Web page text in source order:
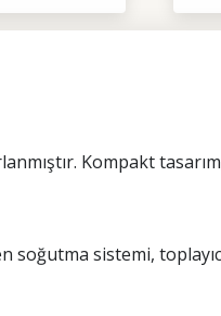
Kompakt tasarım,
sistemi,